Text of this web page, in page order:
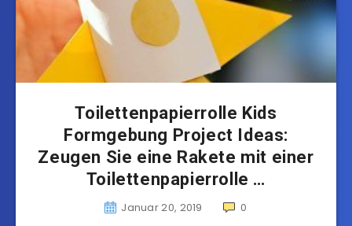
Toilettenpapierrolle Kids
Formgebung Project Ideas:
Zeugen Sie eine Rakete mit einer
Toilettenpapierrolle …
Januar 20, 2019 0